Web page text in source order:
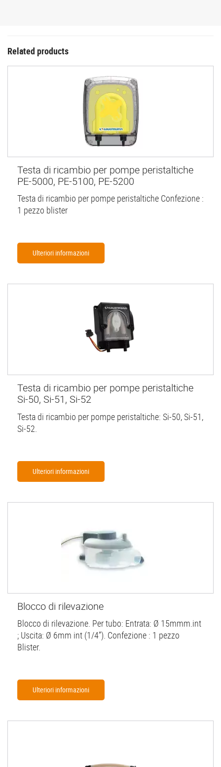
Related products
Testa di ricambio per pompe peristaltiche
PE-5000, PE-5100, PE-5200
Testa di ricambio per pompe peristaltiche Confezione :
1 pezzo blister
Ulteriori informazioni
Testa di ricambio per pompe peristaltiche
Si-50, Si-51, Si-52
Testa di ricambio per pompe peristaltiche: Si-50, Si-51,
Si-52.
Ulteriori informazioni
Blocco di rilevazione
Blocco di rilevazione. Per tubo: Entrata: Ø 15mmm.int
; Uscita: Ø 6mm int (1/4”). Confezione : 1 pezzo
Blister.
Ulteriori informazioni